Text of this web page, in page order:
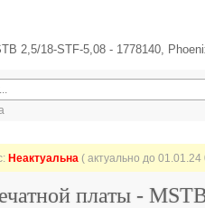
2,5/18-STF-5,08 - 1778140,
Неактуальна ( актуально до
платы -